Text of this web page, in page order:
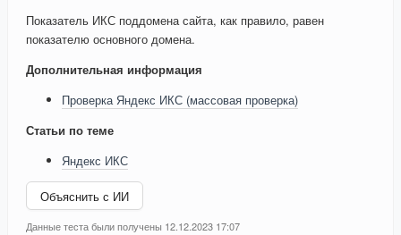
Показатель ИКС поддомена сайта, как правило, равен
показателю основного домена.
Дополнительная информация
Проверка Яндекс ИКС (массовая проверка)
Статьи по теме
Яндекс ИКС
Объяснить с ИИ
Данные теста были получены 12.12.2023 17:07